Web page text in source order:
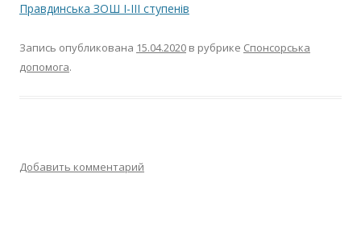
Правдинська ЗОШ І-ІІІ ступенів
Запись опубликована 15.04.2020 в рубрике Спонсорська
допомога.
Добавить комментарий